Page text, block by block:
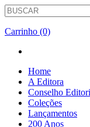
Carrinho (0)
Home
A Editora
Conselho
Coleções
Lançamentos
200 Anos